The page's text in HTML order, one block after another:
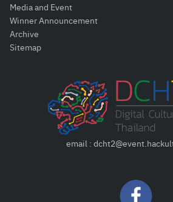
Media and Event
Winner Announcement
Archive
Sitemap
email :